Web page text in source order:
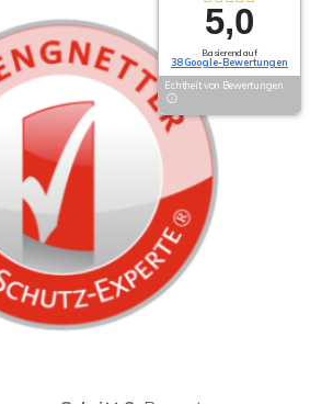
5,0
Basierend auf
38 Google-Bewertungen
Echtheit von Bewertungen